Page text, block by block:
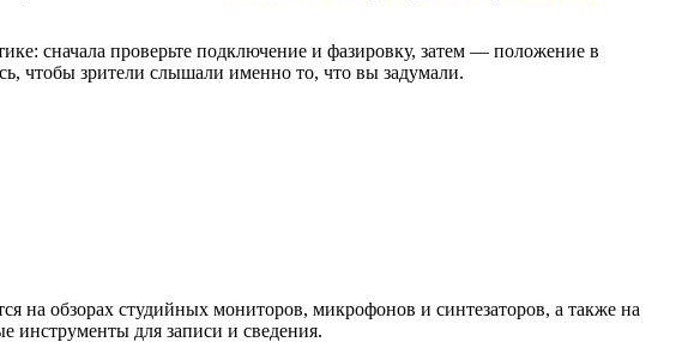
сначала проверьте подключение и фазировку, затем — положение в
чтобы зрители слышали именно то, что вы задумали.
на обзорах студийных мониторов, микрофонов и синтезаторов, а также на
инструменты для записи и сведения.